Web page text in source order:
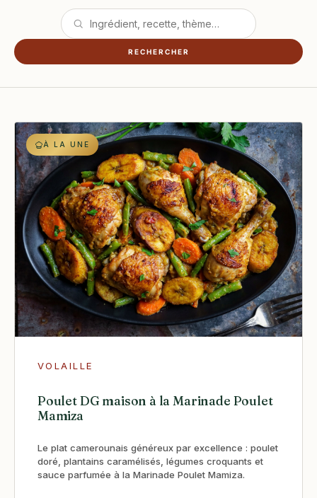
RECHERCHER
À LA UNE
VOLAILLE
Poulet DG maison à la Marinade Poulet
Mamiza
Le plat camerounais généreux par excellence : poulet
doré, plantains caramélisés, légumes croquants et
sauce parfumée à la Marinade Poulet Mamiza.